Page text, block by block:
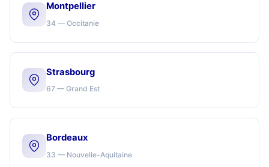
Montpellier
34 — Occitanie
Strasbourg
67 — Grand Est
Bordeaux
33 — Nouvelle-Aquitaine